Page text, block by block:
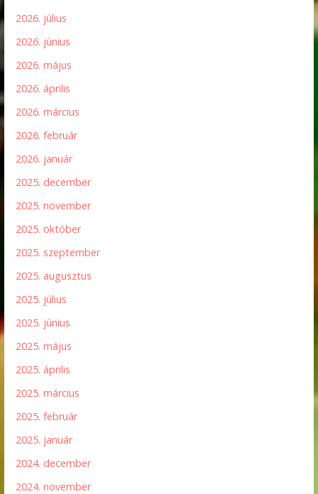
2026. július
2026. június
2026. május
2026. április
2026. március
2026. február
2026. január
2025. december
2025. november
2025. október
2025. szeptember
2025. augusztus
2025. július
2025. június
2025. május
2025. április
2025. március
2025. február
2025. január
2024. december
2024. november